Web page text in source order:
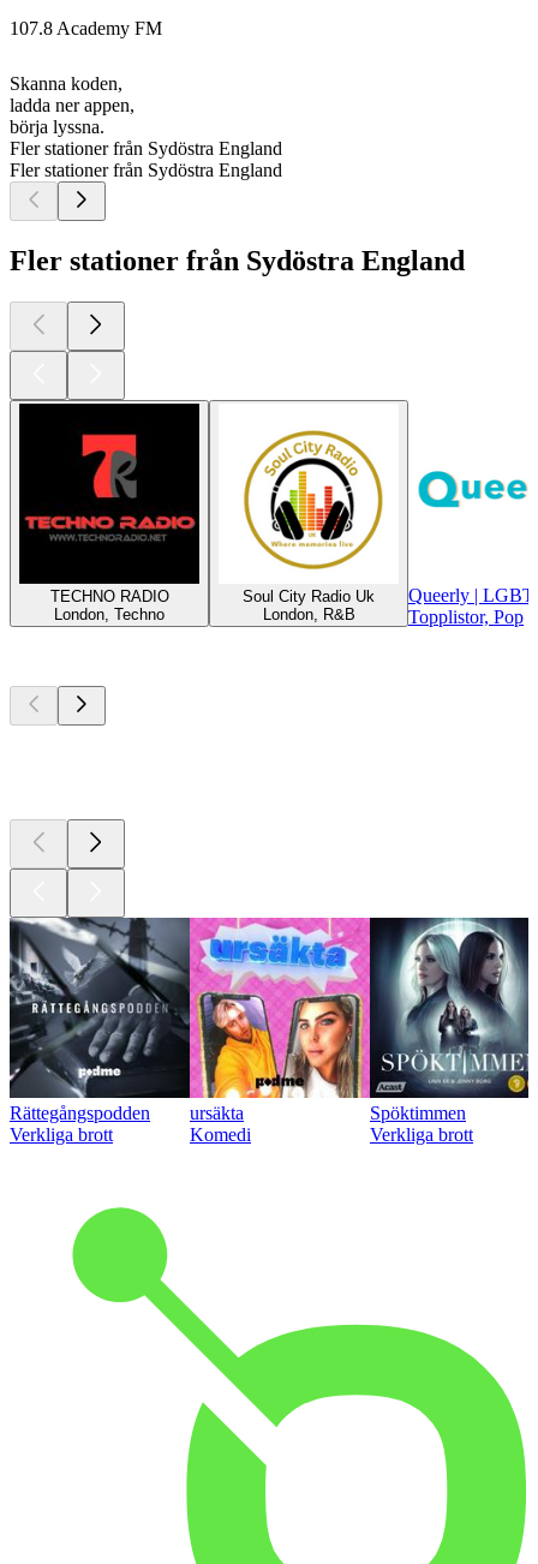
107.8 Academy FM
Skanna koden,
ladda ner appen,
börja lyssna.
Fler stationer från Sydöstra England
Fler stationer från Sydöstra England
Fler stationer från Sydöstra England
TECHNO RADIO
London, Techno
Soul City Radio Uk
London, R&B
Queerly |
Topplistor, Pop
Rättegångspodden
Verkliga brott
ursäkta
Komedi
Spöktimmen
Verkliga brott